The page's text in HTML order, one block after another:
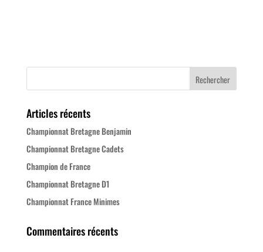
Articles récents
Championnat Bretagne Benjamin
Championnat Bretagne Cadets
Champion de France
Championnat Bretagne D1
Championnat France Minimes
Commentaires récents